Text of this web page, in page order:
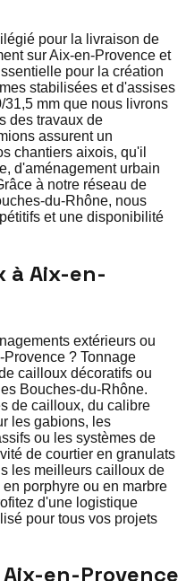
pour la livraison de
sur Aix-en-Provence et
pour la création
stabilisées et d'assises
mm que nous livrons
des travaux de
assurent un
chantiers aixois, qu'il
d'aménagement urbain
à notre réseau de
du-Rhône, nous
et une disponibilité
à Aix-en-
extérieurs ou
? Tonnage
cailloux décoratifs ou
Bouches-du-Rhône.
de cailloux, du calibre
les gabions, les
ou les systèmes de
de courtier en granulats
les meilleurs cailloux de
porphyre ou en marbre
d'une logistique
pour tous vos projets
en-Provence